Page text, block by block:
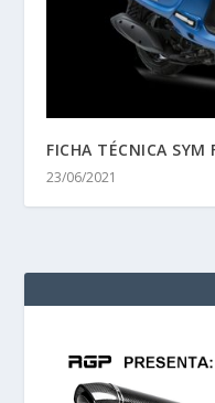
FICHA TÉCNICA SYM
23/06/2021